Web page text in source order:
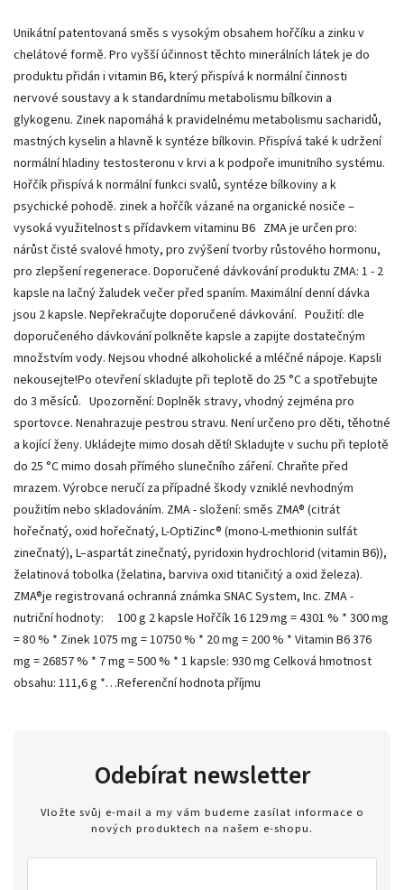
Unikátní patentovaná směs s vysokým obsahem hořčíku a zinku v
chelátové formě. Pro vyšší účinnost těchto minerálních látek je do
produktu přidán i vitamin B6, který přispívá k normální činnosti
nervové soustavy a k standardnímu metabolismu bílkovin a
glykogenu. Zinek napomáhá k pravidelnému metabolismu sacharidů,
mastných kyselin a hlavně k syntéze bílkovin. Přispívá také k udržení
normální hladiny testosteronu v krvi a k podpoře imunitního systému.
Hořčík přispívá k normální funkci svalů, syntéze bílkoviny a k
psychické pohodě. zinek a hořčík vázané na organické nosiče –
vysoká využitelnost s přídavkem vitaminu B6 ZMA je určen pro:
nárůst čisté svalové hmoty, pro zvýšení tvorby růstového hormonu,
pro zlepšení regenerace. Doporučené dávkování produktu ZMA: 1 - 2
kapsle na lačný žaludek večer před spaním. Maximální denní dávka
jsou 2 kapsle. Nepřekračujte doporučené dávkování. Použití: dle
doporučeného dávkování polkněte kapsle a zapijte dostatečným
množstvím vody. Nejsou vhodné alkoholické a mléčné nápoje. Kapsli
nekousejte!Po otevření skladujte při teplotě do 25 °C a spotřebujte
do 3 měsíců. Upozornění: Doplněk stravy, vhodný zejména pro
sportovce. Nenahrazuje pestrou stravu. Není určeno pro děti, těhotné
a kojící ženy. Ukládejte mimo dosah dětí! Skladujte v suchu při teplotě
do 25 °C mimo dosah přímého slunečního záření. Chraňte před
mrazem. Výrobce neručí za případné škody vzniklé nevhodným
použitím nebo skladováním. ZMA - složení: směs ZMA® (citrát
hořečnatý, oxid hořečnatý, L-OptiZinc® (mono-L-methionin sulfát
zinečnatý), L–aspartát zinečnatý, pyridoxin hydrochlorid (vitamin B6)),
želatinová tobolka (želatina, barviva oxid titaničitý a oxid železa).
ZMA®je registrovaná ochranná známka SNAC System, Inc. ZMA -
nutriční hodnoty: 100 g 2 kapsle Hořčík 16 129 mg = 4301 % * 300 mg
= 80 % * Zinek 1075 mg = 10750 % * 20 mg = 200 % * Vitamin B6 376
mg = 26857 % * 7 mg = 500 % * 1 kapsle: 930 mg Celková hmotnost
obsahu: 111,6 g *…Referenční hodnota příjmu
Odebírat newsletter
Vložte svůj e-mail a my vám budeme zasílat informace o
nových produktech na našem e-shopu.